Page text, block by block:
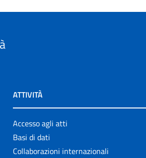
ATTIVITÀ
Accesso agli atti
Basi di dati
Collaborazioni internazionali